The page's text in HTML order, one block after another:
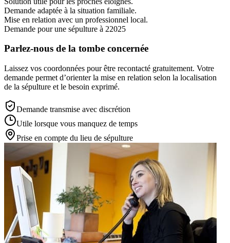
Demande adaptée à la situation familiale.
Mise en relation avec un professionnel local.
Demande pour une sépulture à 22025
Parlez-nous de la tombe concernée
Laissez vos coordonnées pour être recontacté gratuitement. Votre
demande permet d’orienter la mise en relation selon la localisation
de la sépulture et le besoin exprimé.
Demande transmise avec discrétion
Utile lorsque vous manquez de temps
Prise en compte du lieu de sépulture